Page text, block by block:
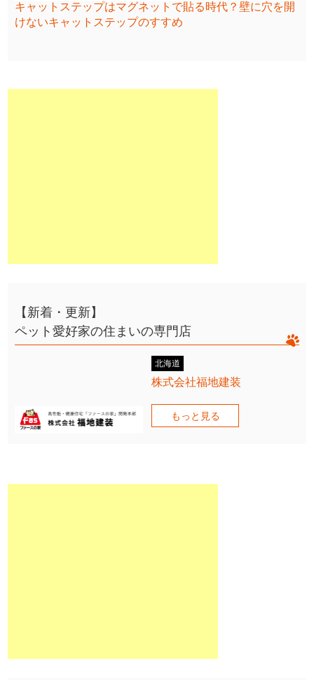
キャットステップはマグネットで貼る時代？壁に穴を開
けないキャットステップのすすめ
【新着・更新】
ペット愛好家の住まいの専門店
北海道
株式会社福地建装
もっと見る